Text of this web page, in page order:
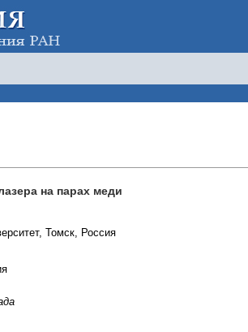
на парах меди
Томск, Россия